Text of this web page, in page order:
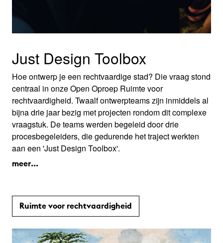
Just Design Toolbox
Hoe ontwerp je een rechtvaardige stad? Die vraag stond
centraal in onze Open Oproep Ruimte voor
rechtvaardigheid. Twaalf ontwerpteams zijn inmiddels al
bijna drie jaar bezig met projecten rondom dit complexe
vraagstuk. De teams werden begeleid door drie
procesbegeleiders, die gedurende het traject werkten
aan een 'Just Design Toolbox'.
meer...
Ruimte voor rechtvaardigheid